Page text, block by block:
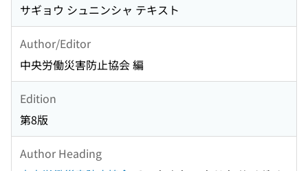
サギョウ シュニンシャ テキスト
Author/Editor
中央労働災害防止協会 編
Edition
第8版
Author Heading